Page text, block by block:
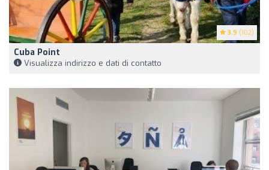
3.9 (102)
Cuba Point
Visualizza indirizzo e dati di contatto